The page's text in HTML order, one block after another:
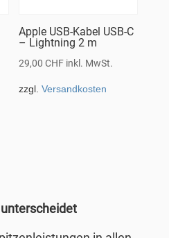
Apple USB-Kabel USB-C
– Lightning 2 m
29,00CHF inkl. MwSt.
zzgl.Versandkosten